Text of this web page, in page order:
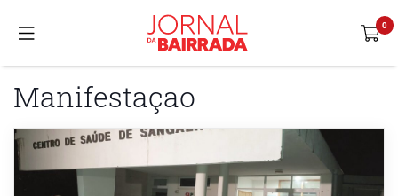
Manifestaçao